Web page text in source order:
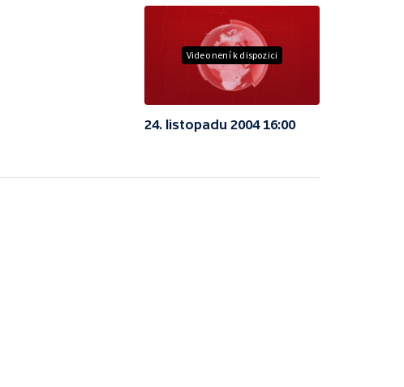
Video není k dispozici
24. listopadu 2004 16:00